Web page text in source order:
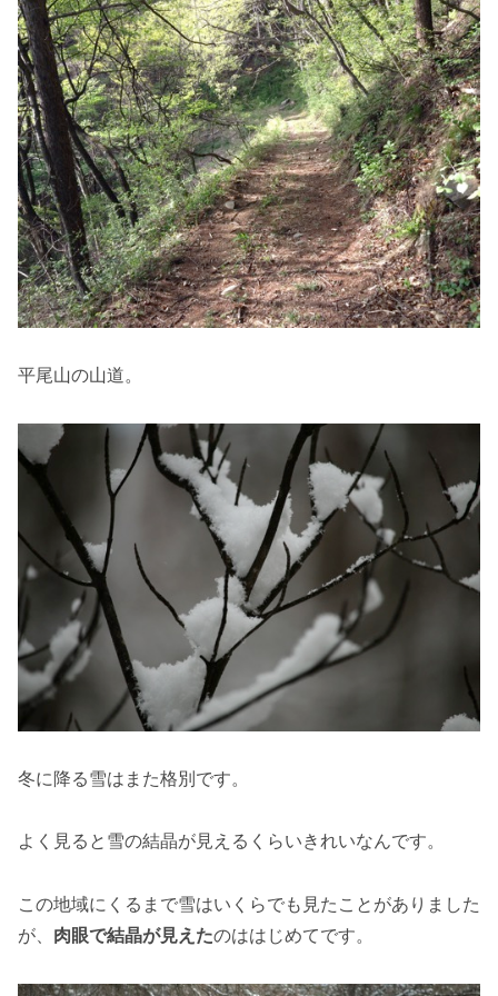
平尾山の山道。
冬に降る雪はまた格別です。
よく見ると雪の結晶が見えるくらいきれいなんです。
この地域にくるまで雪はいくらでも見たことがありました
が、 肉眼で結晶が見えたのははじめてです。